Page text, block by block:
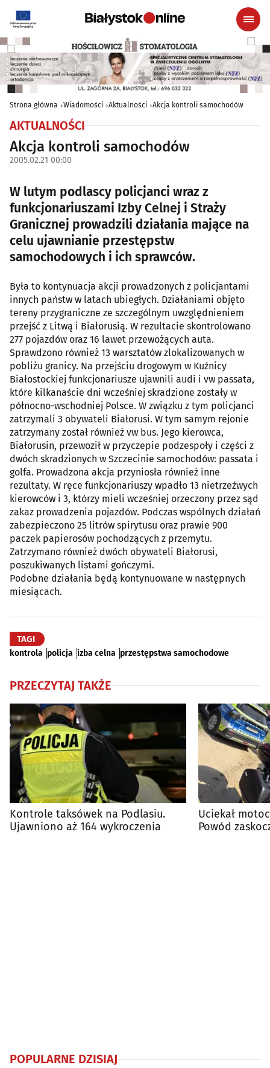
Strona główna Wiadomości Aktualności Akcja kontroli samochodów
AKTUALNOŚCI
Akcja kontroli samochodów
2005.02.21 00:00
W lutym podlascy policjanci wraz z
funkcjonariuszami Izby Celnej i Straży
Granicznej prowadzili działania mające na
celu ujawnianie przestępstw
samochodowych i ich sprawców.
Była to kontynuacja akcji prowadzonych z policjantami
innych państw w latach ubiegłych. Działaniami objęto
tereny przygraniczne ze szczególnym uwzględnieniem
przejść z Litwą i Białorusią. W rezultacie skontrolowano
277 pojazdów oraz 16 lawet przewożących auta.
Sprawdzono również 13 warsztatów zlokalizowanych w
pobliżu granicy. Na przejściu drogowym w Kuźnicy
Białostockiej funkcjonariusze ujawnili audi i vw passata,
które kilkanaście dni wcześniej skradzione zostały w
północno-wschodniej Polsce. W związku z tym policjanci
zatrzymali 3 obywateli Białorusi. W tym samym rejonie
zatrzymany został również vw bus. Jego kierowca,
Białorusin, przewoził w przyczepie podzespoły i części z
dwóch skradzionych w Szczecinie samochodów: passata i
golfa. Prowadzona akcja przyniosła również inne
rezultaty. W ręce funkcjonariuszy wpadło 13 nietrzeźwych
kierowców i 3, którzy mieli wcześniej orzeczony przez sąd
zakaz prowadzenia pojazdów. Podczas wspólnych działań
zabezpieczono 25 litrów spirytusu oraz prawie 900
paczek papierosów pochodzących z przemytu.
Zatrzymano również dwóch obywateli Białorusi,
poszukiwanych listami gończymi.
Podobne działania będą kontynuowane w następnych
miesiącach.
TAGI
kontrola policja izba celna przestępstwa samochodowe
PRZECZYTAJ TAKŻE
Kontrole taksówek na Podlasiu.
Ujawniono aż 164 wykroczenia
Uciekał
Powód
POPULARNE DZISIAJ